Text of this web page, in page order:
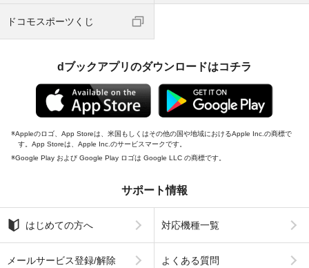
ドコモスポーツくじ
dブックアプリのダウンロードはコチラ
Appleのロゴ、App Storeは、米国もしくはその他の国や地域におけるApple Inc.の商標で
す。App Storeは、Apple Inc.のサービスマークです。
Google Play および Google Play ロゴは Google LLC の商標です。
サポート情報
はじめての方へ 対応機種一覧
メールサービス登録/解除 よくある質問